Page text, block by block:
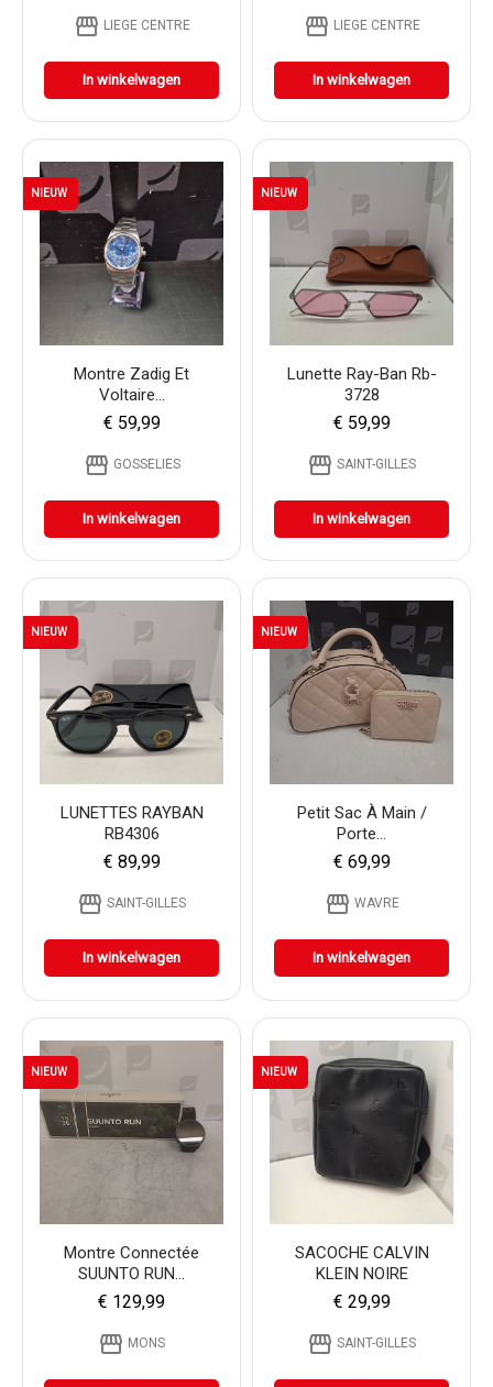
storefront LIEGE CENTRE
In winkelwagen
storefront LIEGE CENTRE
In winkelwagen
Montre Zadig Et
Voltaire...
€ 59,99
storefront GOSSELIES
In winkelwagen
NIEUW
Lunette Ray-Ban Rb-
3728
€ 59,99
storefront SAINT-GILLES
In winkelwagen
NIEUW
LUNETTES RAYBAN
RB4306
€ 89,99
storefront SAINT-GILLES
In winkelwagen
NIEUW
Petit Sac À Main /
Porte...
€ 69,99
storefront WAVRE
In winkelwagen
NIEUW
Montre Connectée
SUUNTO RUN...
€ 129,99
storefront MONS
NIEUW
SACOCHE CALVIN
KLEIN NOIRE
€ 29,99
storefront SAINT-GILLES
NIEUW